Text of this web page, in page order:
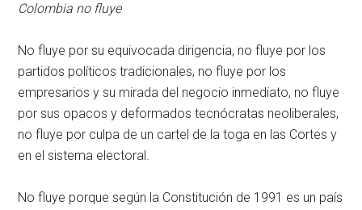
Colombia no fluye
No fluye por su equivocada dirigencia, no fluye por los
partidos políticos tradicionales, no fluye por los
empresarios y su mirada del negocio inmediato, no fluye
por sus opacos y deformados tecnócratas neoliberales,
no fluye por culpa de un cartel de la toga en las Cortes y
en el sistema electoral.
No fluye porque según la Constitución de 1991 es un país